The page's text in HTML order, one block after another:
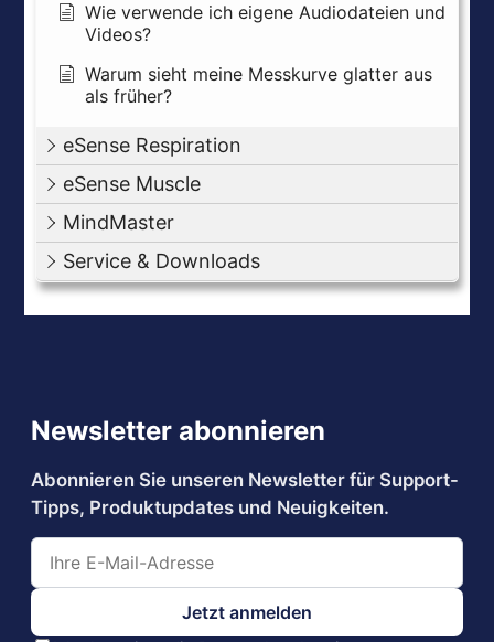
Wie verwende ich eigene Audiodateien und
Videos?
Warum sieht meine Messkurve glatter aus
als früher?
eSense Respiration
eSense Muscle
MindMaster
Service & Downloads